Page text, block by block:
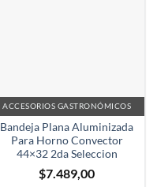
ACCESORIOS GASTRONÓMICOS
Bandeja Plana Aluminizada
Para Horno Convector
44×32 2da Seleccion
$7.489,00